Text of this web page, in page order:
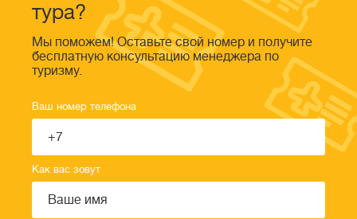
тура?
Мы поможем! Оставьте свой номер и получите
бесплатную консультацию менеджера по
туризму.
Ваш номер телефона
Как вас зовут